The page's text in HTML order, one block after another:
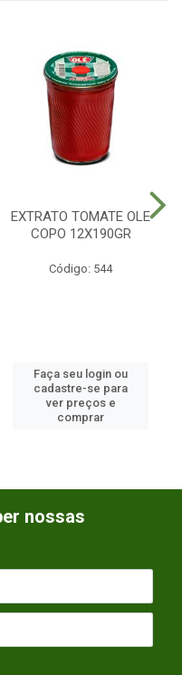
EXTRATO TOMATE OLE
COPO 12X190GR
Código: 544
Faça seu login ou
cadastre-se para
ver preços e
comprar
nossas